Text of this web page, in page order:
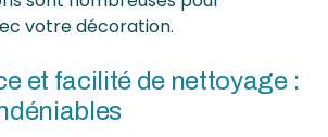
votre décoration.
et facilité de nettoyage :